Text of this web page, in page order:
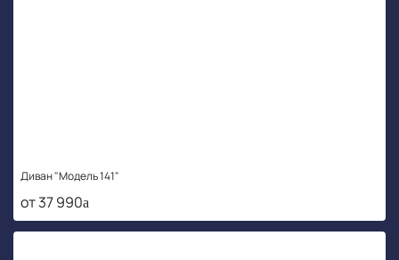
Диван "Модель 141"
от 37 990